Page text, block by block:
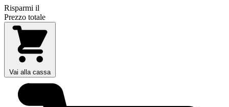
Risparmi il
Prezzo totale
Vai alla cassa